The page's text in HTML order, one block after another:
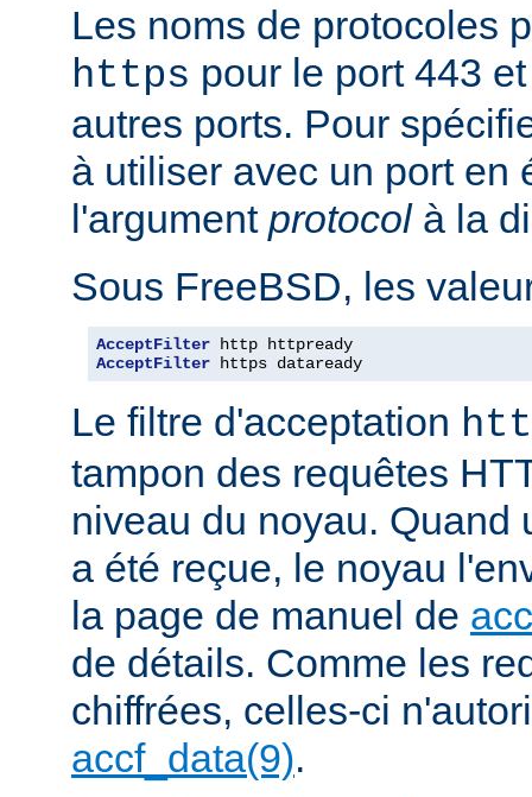
Les noms de protocoles
https pour le port 443
autres ports. Pour
à utiliser avec un port en
l'argument protocolà la
Sous FreeBSD, les
AcceptFilter
AcceptFilter https dataready
Le filtre d'acceptation
tampon des requêtes
niveau du noyau. Quand
a été reçue, le noyau
la page de manuel de
de détails. Comme les
chiffrées, celles-ci
accf_data(9).